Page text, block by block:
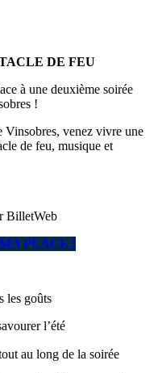
DE FEU
à une deuxième soirée
!
Vinsobres, venez vivre une
de feu, musique et
BilletWeb
PLACE !
les goûts
l’été
au long de la soirée